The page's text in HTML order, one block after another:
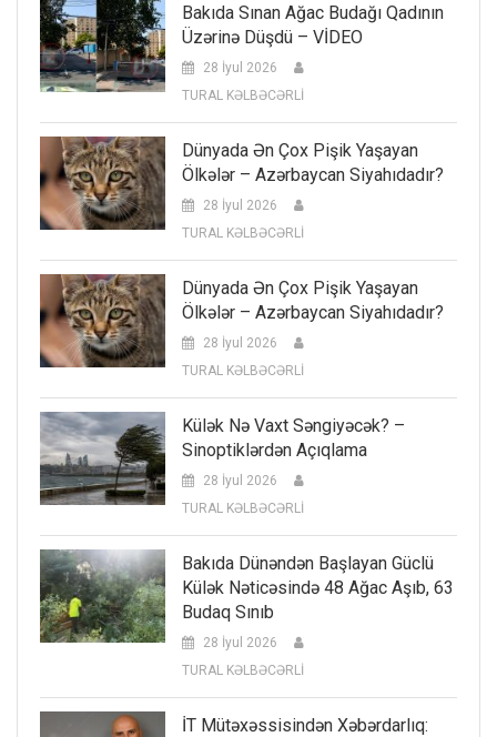
Bakıda Sınan Ağac Budağı Qadının
Üzərinə Düşdü – VİDEO
28 İyul 2026
TURAL KƏLBƏCƏRLİ
Dünyada Ən Çox Pişik Yaşayan
Ölkələr – Azərbaycan Siyahıdadır?
28 İyul 2026
TURAL KƏLBƏCƏRLİ
Dünyada Ən Çox Pişik Yaşayan
Ölkələr – Azərbaycan Siyahıdadır?
28 İyul 2026
TURAL KƏLBƏCƏRLİ
Külək Nə Vaxt Səngiyəcək? –
Sinoptiklərdən Açıqlama
28 İyul 2026
TURAL KƏLBƏCƏRLİ
Bakıda Dünəndən Başlayan Güclü
Külək Nəticəsində 48 Ağac Aşıb, 63
Budaq Sınıb
28 İyul 2026
TURAL KƏLBƏCƏRLİ
İT Mütəxəssisindən Xəbərdarlıq: